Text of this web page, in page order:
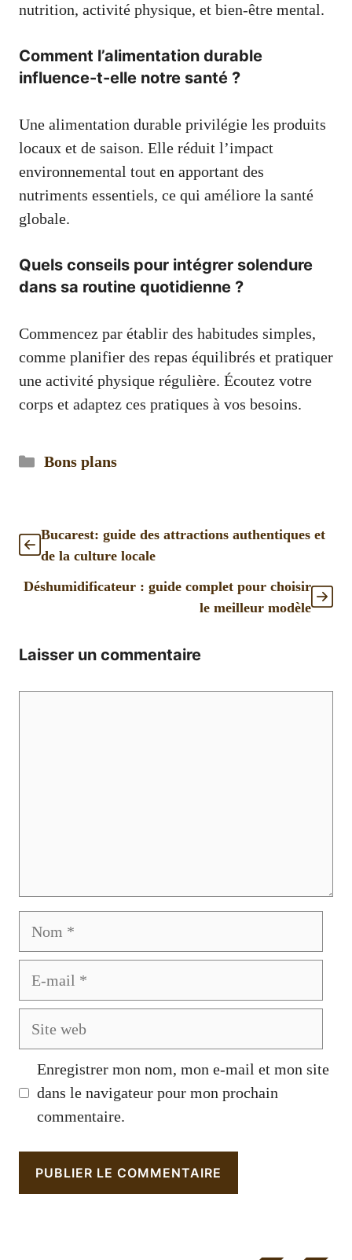
nutrition, activité physique, et bien-être mental.
Comment l’alimentation durable
influence-t-elle notre santé ?
Une alimentation durable privilégie les produits
locaux et de saison. Elle réduit l’impact
environnemental tout en apportant des
nutriments essentiels, ce qui améliore la santé
globale.
Quels conseils pour intégrer solendure
dans sa routine quotidienne ?
Commencez par établir des habitudes simples,
comme planifier des repas équilibrés et pratiquer
une activité physique régulière. Écoutez votre
corps et adaptez ces pratiques à vos besoins.
Catégories
Bons plans
Bucarest: guide des attractions authentiques et
de la culture locale
Déshumidificateur : guide complet pour choisir
le meilleur modèle
Laisser un commentaire
Enregistrer mon nom, mon e-mail et mon site
dans le navigateur pour mon prochain
commentaire.